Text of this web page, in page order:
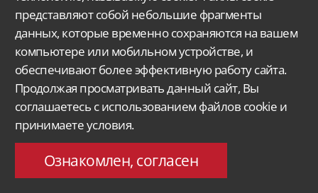
Автономное учреждение Чувашской Республики «Чувашский государственный
ордена Дружбы народовтеатр юного зрителя им. М. Сеспеля»Министерства
Версия для слабовидящих Поиск...
Московский проспект 33/9
Касса: +7 8352 45-00-34
C 9.00 до 19.00 в будни
представляют собой небольшие фрагменты
данных, которые временно сохраняются на вашем
компьютере или мобильном устройстве, и
обеспечивают более эффективную работу сайта.
Продолжая просматривать данный сайт, Вы
соглашаетесь с использованием файлов cookie и
принимаете условия.
Ознакомлен, согласен